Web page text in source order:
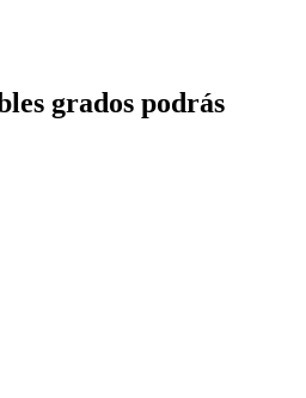
grados podrás